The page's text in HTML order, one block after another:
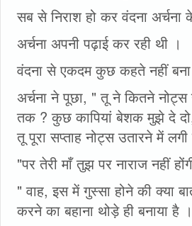
सब से निराश हो कर वंदना अर्चना
अर्चना अपनी पढ़ाई कर रही थी ।
वंदना से एकदम कुछ कहते नहीं
अर्चना ने पूछा, " तू ने कितने
तक ? कुछ कापियां बेशक मुझे दे
तू पूरा सप्ताह नोट्स उतारने में
"पर तेरी माँ तुझ पर नाराज नहीं
" वाह, इस में गुस्सा होने की क्या
करने का बहाना थोड़े ही बनाया है ।